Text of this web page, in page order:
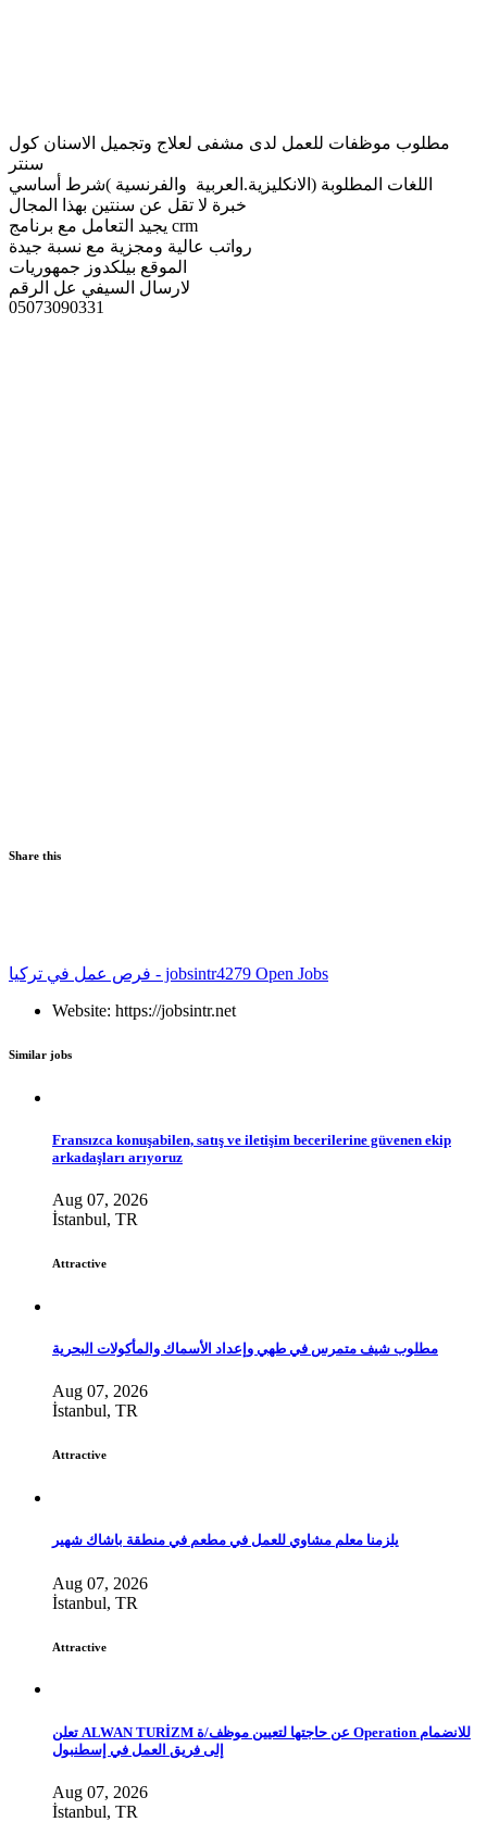
مطلوب موظفات للعمل لدى مشفى لعلاج وتجميل الاسنان كول
يجيد التعامل مع برنامج crm
05073090331
Share this
فرص عمل في تركيا - jobsintr4279 Open Jobs
Website: https://jobsintr.net
Similar jobs
Fransızca konuşabilen, satış ve iletişim becerilerine güvenen ekip
arkadaşları arıyoruz
Aug 07, 2026
İstanbul, TR
Attractive
مطلوب شيف متمرس في طهي وإعداد الأسماك والمأكولات البحرية
Aug 07, 2026
İstanbul, TR
Attractive
يلزمنا معلم مشاوي للعمل في مطعم في منطقة باشاك شهير
Aug 07, 2026
İstanbul, TR
Attractive
تعلن ALWAN TURİZM عن حاجتها لتعيين موظف/ة Operation للانضمام
إلى فريق العمل في إسطنبول
Aug 07, 2026
İstanbul, TR